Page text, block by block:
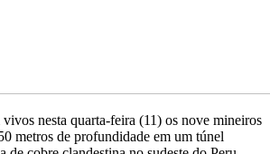
vivos nesta quarta-feira (11) os nove mineiros
metros de profundidade em um túnel